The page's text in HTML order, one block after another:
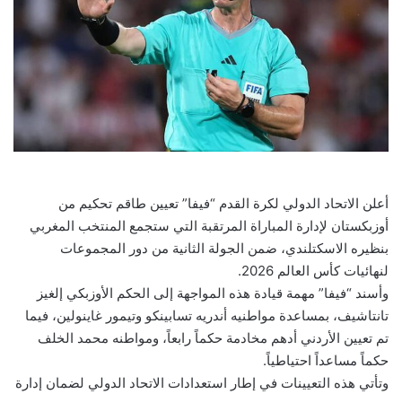
أعلن الاتحاد الدولي لكرة القدم “فيفا” تعيين طاقم تحكيم من
أوزبكستان لإدارة المباراة المرتقبة التي ستجمع المنتخب المغربي
بنظيره الاسكتلندي، ضمن الجولة الثانية من دور المجموعات
لنهائيات كأس العالم 2026.
وأسند “فيفا” مهمة قيادة هذه المواجهة إلى الحكم الأوزبكي إلغيز
تانتاشيف، بمساعدة مواطنيه أندريه تسابينكو وتيمور غاينولين، فيما
تم تعيين الأردني أدهم مخادمة حكماً رابعاً، ومواطنه محمد الخلف
حكماً مساعداً احتياطياً.
وتأتي هذه التعيينات في إطار استعدادات الاتحاد الدولي لضمان إدارة